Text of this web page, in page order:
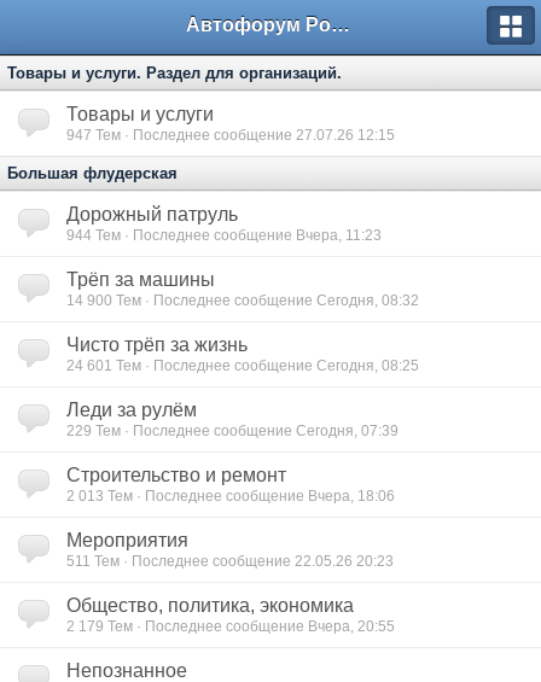
Автофорум Ростова-на-Дону
Товары и услуги. Раздел для организаций.
Товары и услуги
947 Тем · Последнее сообщение 27.07.26 12:15
Большая флудерская
Дорожный патруль
944 Тем · Последнее сообщение Вчера, 11:23
Трёп за машины
14 900 Тем · Последнее сообщение Сегодня, 08:32
Чисто трёп за жизнь
24 601 Тем · Последнее сообщение Сегодня, 08:25
Леди за рулём
229 Тем · Последнее сообщение Сегодня, 07:39
Строительство и ремонт
2 013 Тем · Последнее сообщение Вчера, 18:06
Мероприятия
511 Тем · Последнее сообщение 22.05.26 20:23
Общество, политика, экономика
2 179 Тем · Последнее сообщение Вчера, 20:55
Непознанное